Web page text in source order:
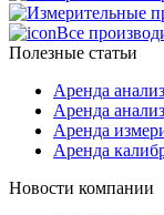
Все
Полезные статьи
Аренда
Аренда
Аренда
Аренда
Новости компании